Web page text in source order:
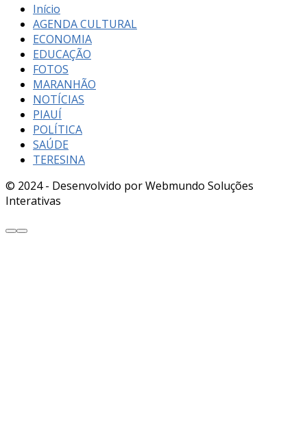
Início
AGENDA CULTURAL
ECONOMIA
EDUCAÇÃO
FOTOS
MARANHÃO
NOTÍCIAS
PIAUÍ
POLÍTICA
SAÚDE
TERESINA
© 2024 - Desenvolvido por Webmundo Soluções
Interativas